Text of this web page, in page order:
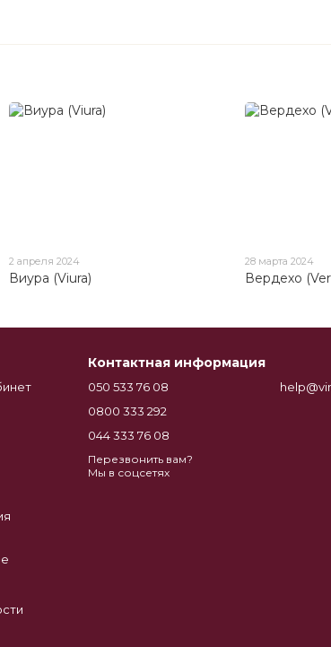
2 апреля 2024
Виура (Viura)
28 марта 2024
Вердехо
Контактная информация
050 533 76 08
0800 333 292
044 333 76 08
Перезвонить вам?
Мы в соцсетях